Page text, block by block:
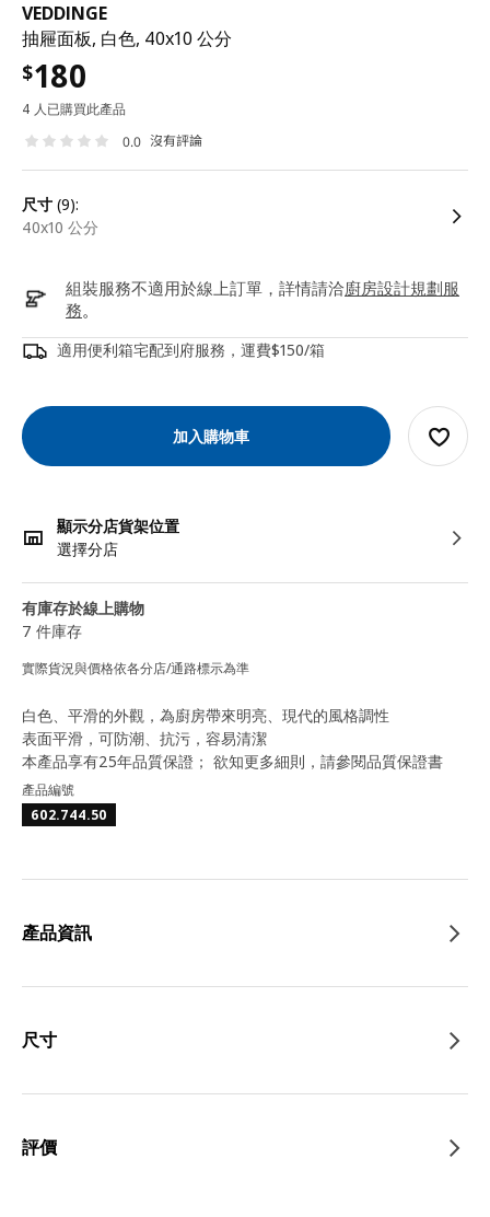
VEDDINGE
抽屜面板, 白色, 40x10 公分
$180
4 人已購買此產品
0.0 沒有評論
尺寸 (9):
40x10 公分
組裝服務不適用於線上訂單，詳情請洽廚房設計規劃服
務。
適用便利箱宅配到府服務，運費$150/箱
加入購物車
顯示分店貨架位置
選擇分店
有庫存於線上購物
7 件庫存
實際貨況與價格依各分店/通路標示為準
白色、平滑的外觀，為廚房帶來明亮、現代的風格調性
表面平滑，可防潮、抗污，容易清潔
本產品享有25年品質保證； 欲知更多細則，請參閱品質保證書
產品編號
602.744.50
產品資訊
尺寸
評價